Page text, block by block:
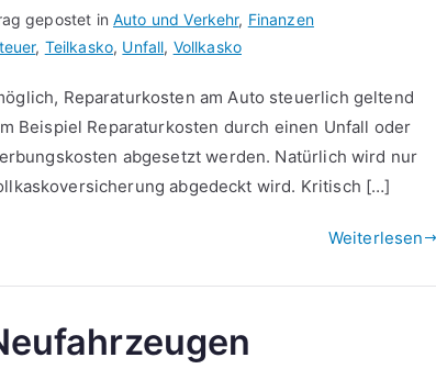
gepostet in Auto und Verkehr, Finanzen
, Teilkasko, Unfall, Vollkasko
Reparaturkosten am Auto steuerlich geltend
Beispiel Reparaturkosten durch einen Unfall oder
abgesetzt werden. Natürlich wird nur
abgedeckt wird. Kritisch […]
Weiterlesen